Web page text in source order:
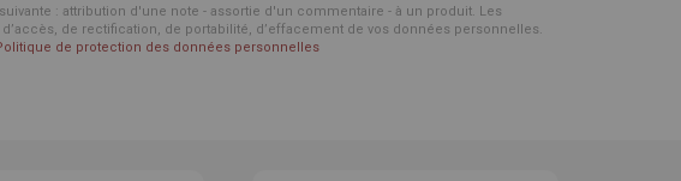
: attribution d'une note - assortie d'un commentaire - à un produit. Les
de rectification, de portabilité, d’effacement de vos données personnelles.
de protection des données personnelles